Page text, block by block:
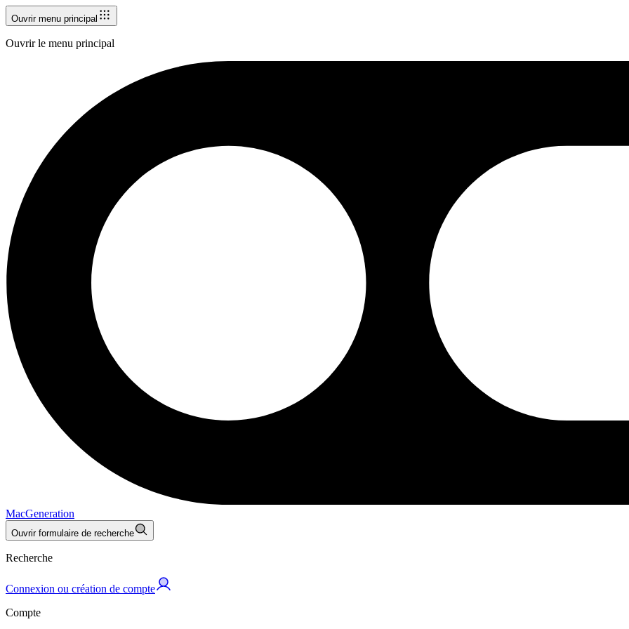
Ouvrir menu principal
Ouvrir le menu principal
MacGeneration
Ouvrir formulaire de recherche
Recherche
Connexion ou création de compte
Compte